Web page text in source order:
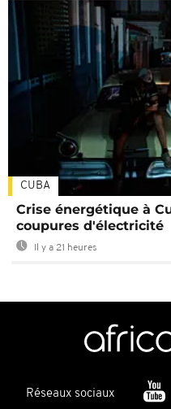
CUBA
Crise énergétique à
coupures d'électricité
Il y a 21 heures
Réseaux sociaux